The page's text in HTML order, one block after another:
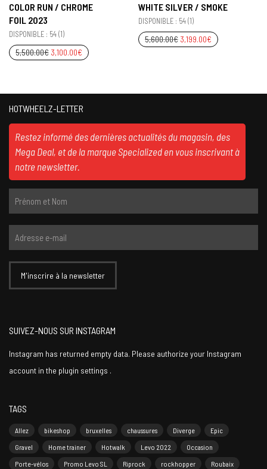
COLOR RUN / CHROME
FOIL 2023
DISPONIBLE : 54 (1)
5,500.00€ 3,100.00€
WHITE SILVER / SMOKE
DISPONIBLE : 54 (1)
5,600.00€ 3,199.00€
HOTWHEELZ-LETTER
Restez informé des dernières actualités du magasin, des
Mega Deal, et de la marque Specialized en vous inscrivant à
notre newsletter.
SUIVEZ-NOUS SUR INSTAGRAM
Instagram has returned empty data. Please authorize your Instagram
account in the plugin settings .
TAGS
Allez bikeshop bruxelles chaussures Diverge
Epic
Gravel
Home trainer Hotwalk Levo 2022
Occasion
Porte-vélos
Promo Levo SL Riprock rockhopper Roubaix